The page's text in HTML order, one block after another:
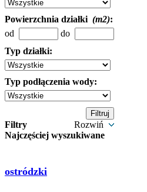
Powierzchnia działki (m2):
od
do
Typ działki:
Typ podłączenia wody:
Filtry
Rozwiń
Najczęściej wyszukiwane
ostródzki